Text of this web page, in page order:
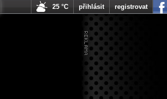
25 °C přihlásit registrovat